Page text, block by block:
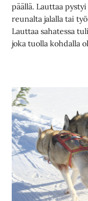
päällä. Lauttaa
reunalta jalalla tai
Lauttaa sahatessa
joka tuolla kohdalla